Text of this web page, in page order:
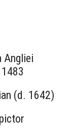
Angliei
(d. 1642)